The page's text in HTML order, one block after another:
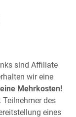
sind Affiliate
wir eine
Mehrkosten!
Teilnehmer des
eines